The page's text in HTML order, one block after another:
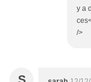
y a
/>